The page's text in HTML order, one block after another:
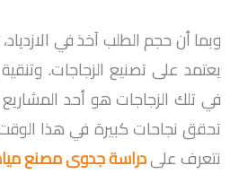
وبما أن حجم الطلب آخذ في
يعتمد على تصنيع الزجاجات.
في تلك الزجاجات هو أحد المشاريع
تحقق نجاحات كبيرة في هذا
نتعرف علىدراسة جدوى مصنع